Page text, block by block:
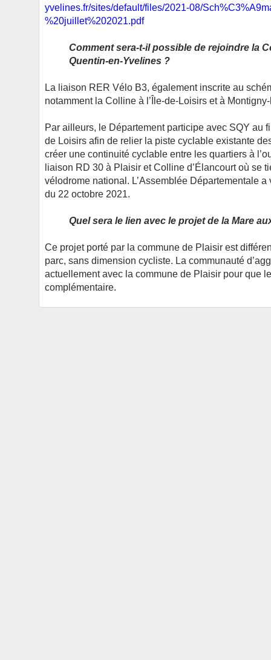
yvelines.fr/sites/default/files/2021-08/
%20juillet%202021.pdf
Comment sera-t-il possible de rejoindre la
Quentin-en-Yvelines ?
La liaison RER Vélo B3, également inscrite au
notamment la Colline à l’Île-de-Loisirs et à
Par ailleurs, le Département participe avec SQY au
de Loisirs afin de relier la piste cyclable existante
créer une continuité cyclable entre les quartiers à
liaison RD 30 à Plaisir et Colline d’Élancourt où se
vélodrome national. L’Assemblée Départementale
du 22 octobre 2021.
Quel sera le lien avec le projet de la Mare
Ce projet porté par la commune de Plaisir est
parc, sans dimension cycliste. La communauté
actuellement avec la commune de Plaisir pour que
complémentaire.